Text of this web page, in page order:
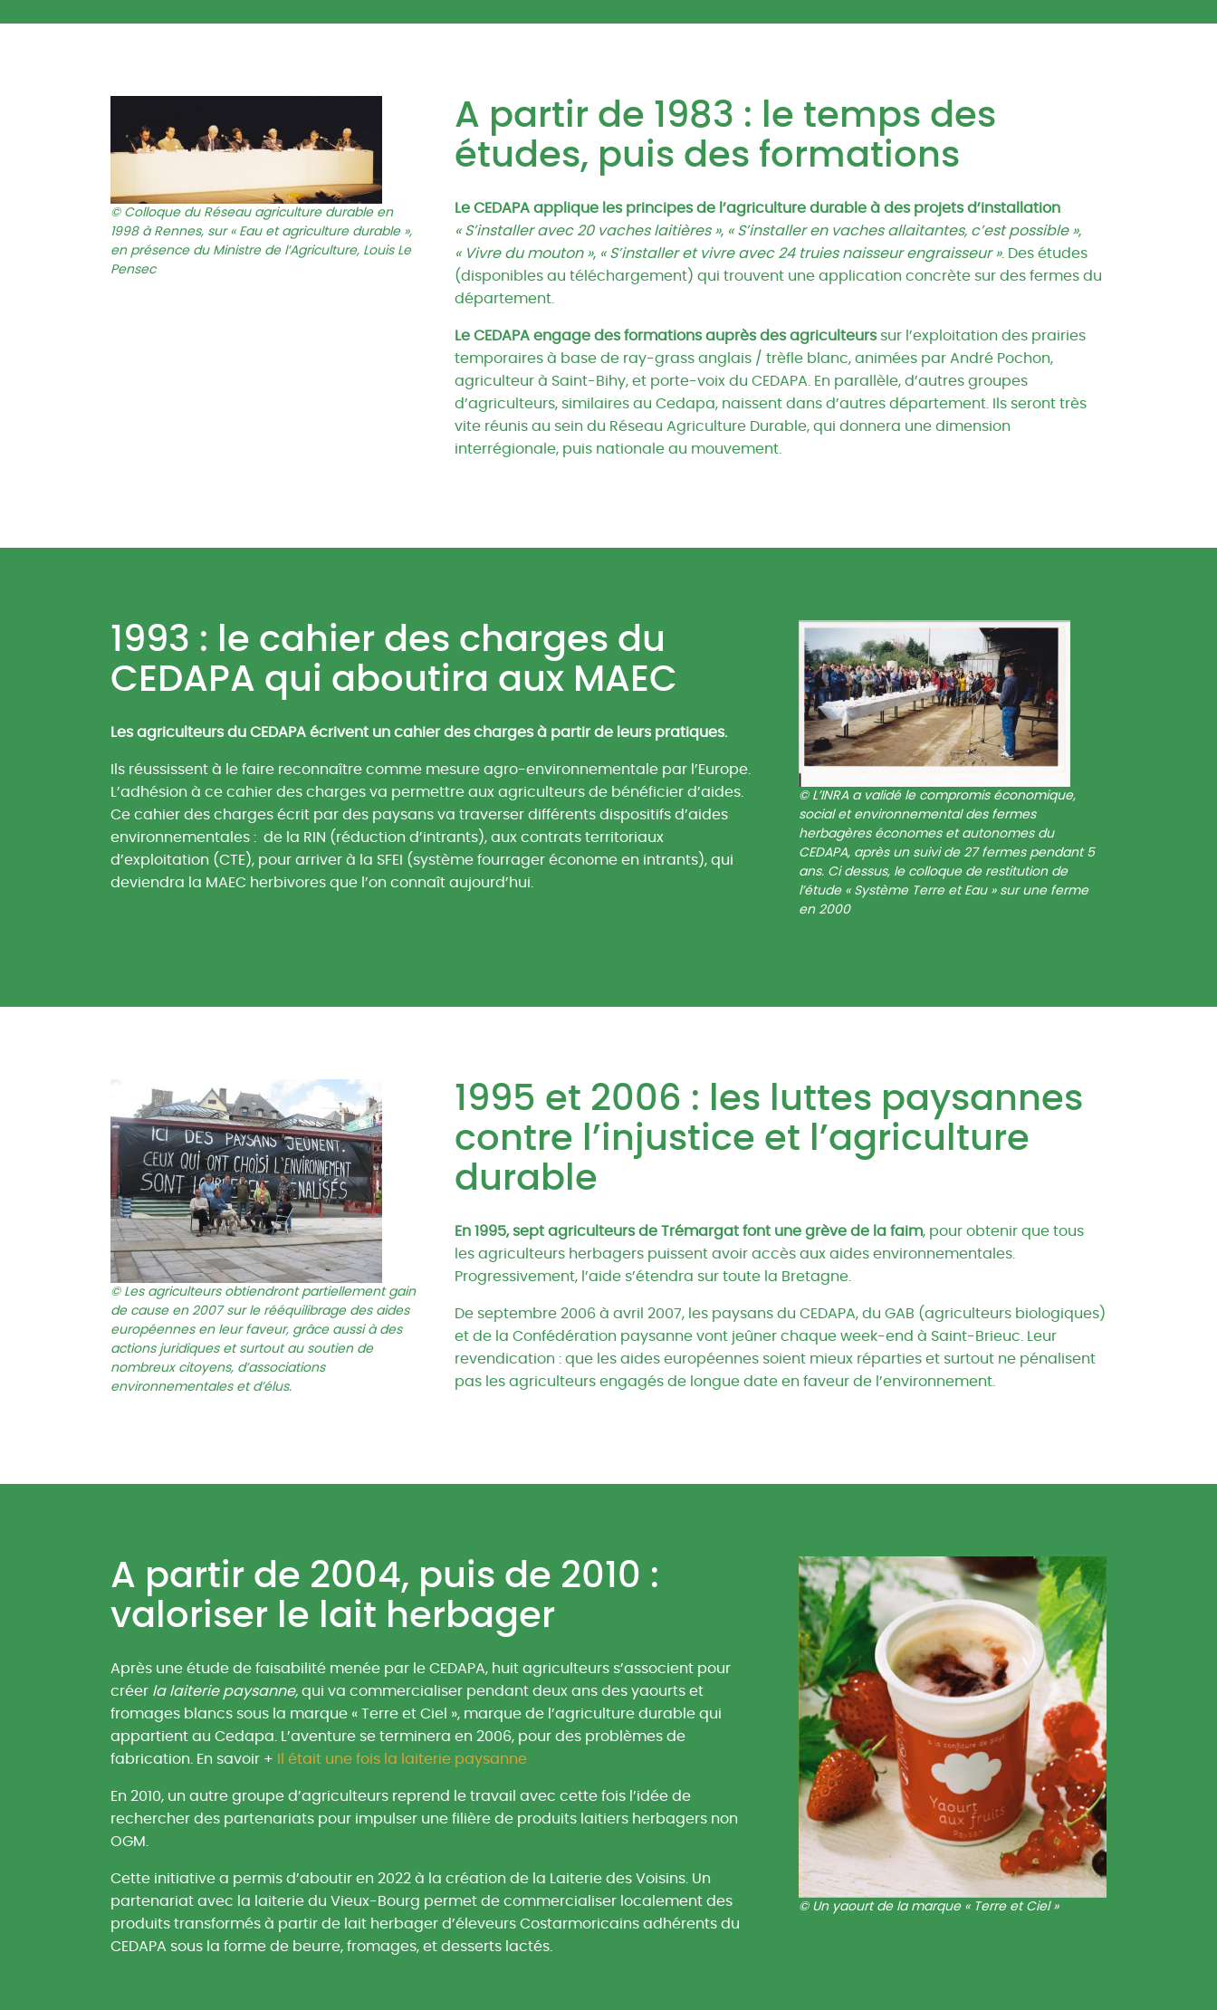
Colloque du Réseau agriculture durable en
1998 à Rennes, sur « Eau et agriculture durable »,
en présence du Ministre de l’Agriculture, Louis Le
Pensec
A partir de 1983 : le temps des
études, puis des formations
Le CEDAPA applique les principes de l’agriculture durable à des projets d’installation
« S’installer avec 20 vaches laitières », « S’installer en vaches allaitantes, c’est possible »,
« Vivre du mouton », « S’installer et vivre avec 24 truies naisseur engraisseur ». Des études
(disponibles au téléchargement) qui trouvent une application concrète sur des fermes du
département.
Le CEDAPA engage des formations auprès des agriculteurs sur l’exploitation des prairies
temporaires à base de ray-grass anglais / trèfle blanc, animées par André Pochon,
agriculteur à Saint-Bihy, et porte-voix du CEDAPA. En parallèle, d’autres groupes
d’agriculteurs, similaires au Cedapa, naissent dans d’autres département. Ils seront très
vite réunis au sein du Réseau Agriculture Durable, qui donnera une dimension
interrégionale, puis nationale au mouvement.
L’INRA a validé le compromis économique,
social et environnemental des fermes
herbagères économes et autonomes du
CEDAPA, après un suivi de 27 fermes pendant 5
ans. Ci dessus, le colloque de restitution de
l’étude « Système Terre et Eau » sur une ferme
en 2000
1993 : le cahier des charges du
CEDAPA qui aboutira aux MAEC
Les agriculteurs du CEDAPA écrivent un cahier des charges à partir de leurs pratiques.
Ils réussissent à le faire reconnaître comme mesure agro-environnementale par l’Europe.
L’adhésion à ce cahier des charges va permettre aux agriculteurs de bénéficier d’aides.
Ce cahier des charges écrit par des paysans va traverser différents dispositifs d’aides
environnementales : de la RIN (réduction d’intrants), aux contrats territoriaux
d’exploitation (CTE), pour arriver à la SFEI (système fourrager économe en intrants), qui
deviendra la MAEC herbivores que l’on connaît aujourd’hui.
Les agriculteurs obtiendront partiellement gain
de cause en 2007 sur le rééquilibrage des aides
européennes en leur faveur, grâce aussi à des
actions juridiques et surtout au soutien de
nombreux citoyens, d’associations
environnementales et d’élus.
1995 et 2006 : les luttes paysannes
contre l’injustice et l’agriculture
durable
En 1995, sept agriculteurs de Trémargat font une grève de la faim, pour obtenir que tous
les agriculteurs herbagers puissent avoir accès aux aides environnementales.
Progressivement, l’aide s’étendra sur toute la Bretagne.
De septembre 2006 à avril 2007, les paysans du CEDAPA, du GAB (agriculteurs biologiques)
et de la Confédération paysanne vont jeûner chaque week-end à Saint-Brieuc. Leur
revendication : que les aides européennes soient mieux réparties et surtout ne pénalisent
pas les agriculteurs engagés de longue date en faveur de l’environnement.
Un yaourt de la marque « Terre et Ciel »
A partir de 2004, puis de 2010 :
valoriser le lait herbager
Après une étude de faisabilité menée par le CEDAPA, huit agriculteurs s’associent pour
créer la laiterie paysanne, qui va commercialiser pendant deux ans des yaourts et
fromages blancs sous la marque « Terre et Ciel », marque de l’agriculture durable qui
appartient au Cedapa. L’aventure se terminera en 2006, pour des problèmes de
fabrication. En savoir +
Il était une fois la laiterie paysanne
En 2010, un autre groupe d’agriculteurs reprend le travail avec cette fois l’idée de
rechercher des partenariats pour impulser une filière de produits laitiers herbagers non
OGM.
Cette initiative a permis d’aboutir en 2022 à la création de la Laiterie des Voisins. Un
partenariat avec la laiterie du Vieux-Bourg permet de commercialiser localement des
produits transformés à partir de lait herbager d’éleveurs Costarmoricains adhérents du
CEDAPA sous la forme de beurre, fromages, et desserts lactés.